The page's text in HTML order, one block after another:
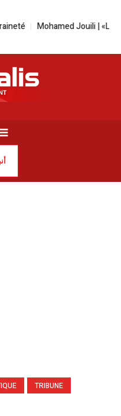
Jouili |​ «Les Ultras sont
TRIBUNE